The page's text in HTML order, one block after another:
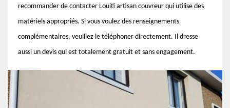
recommander de contacter Louiti artisan couvreur qui utilise des
matériels appropriés. Si vous voulez des renseignements
complémentaires, veuillez le téléphoner directement. Il dresse
aussi un devis qui est totalement gratuit et sans engagement.